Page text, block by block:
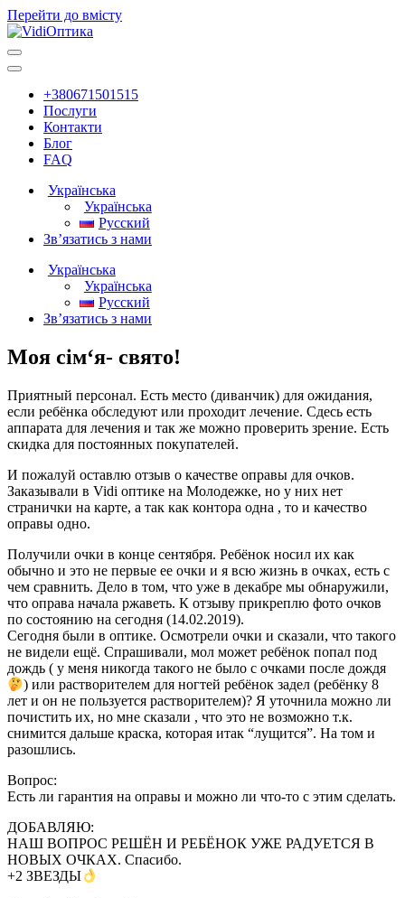
Перейти до вмісту
Головна
навігація
+380671501515
Послуги
Контакти
Блог
FAQ
Українська
Українська
Русский
Зв’язатись з нами
Українська
Українська
Русский
Зв’язатись з нами
Моя сім‘я- свято!
Приятный персонал. Есть место (диванчик) для ожидания,
если ребёнка обследуют или проходит лечение. Сдесь есть
аппарата для лечения и так же можно проверить зрение. Есть
скидка для постоянных покупателей.
И пожалуй оставлю отзыв о качестве оправы для очков.
Заказывали в Vidi оптике на Молодежке, но у них нет
странички на карте, а так как контора одна , то и качество
оправы одно.
Получили очки в конце сентября. Ребёнок носил их как
обычно и это не первые ее очки и я всю жизнь в очках, есть с
чем сравнить. Дело в том, что уже в декабре мы обнаружили,
что оправа начала ржаветь. К отзыву прикреплю фото очков
по состоянию на сегодня (14.02.2019).
Сегодня были в оптике. Осмотрели очки и сказали, что такого
не видели ещё. Спрашивали, мол может ребёнок попал под
дождь ( у меня никогда такого не было с очками после дождя
) или растворителем для ногтей ребёнок задел (ребёнку 8
лет и он не пользуется растворителем)? Я уточнила можно ли
почистить их, но мне сказали , что это не возможно т.к.
снимится дальше краска, которая итак “лущится”. На том и
разошлись.
Вопрос:
Есть ли гарантия на оправы и можно ли что-то с этим сделать.
ДОБАВЛЯЮ:
НАШ ВОПРОС РЕШЁН И РЕБЁНОК УЖЕ РАДУЕТСЯ В
НОВЫХ ОЧКАХ. Спасибо.
+2 ЗВЕЗДЫ